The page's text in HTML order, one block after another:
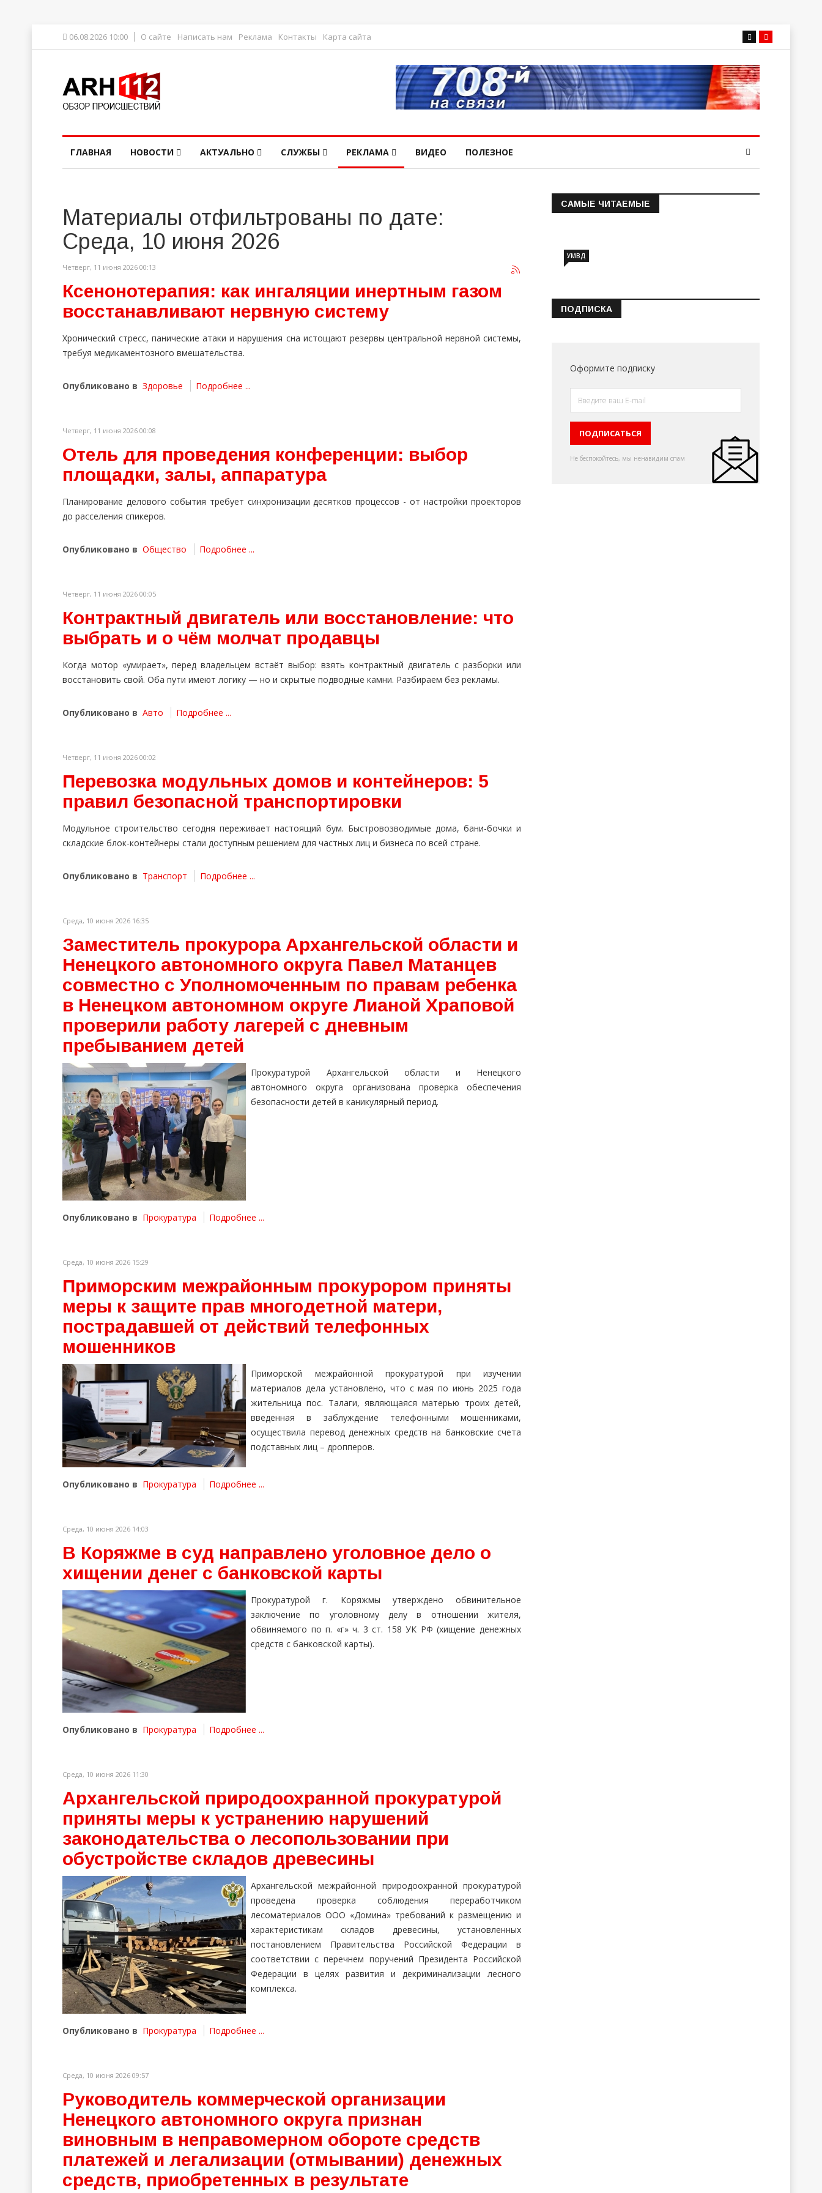
06.08.2026 10:00 О сайте Написать нам Реклама Контакты Карта сайта
ГЛАВНАЯ НОВОСТИ АКТУАЛЬНО СЛУЖБЫ РЕКЛАМА ВИДЕО ПОЛЕЗНОЕ
Материалы отфильтрованы по дате:
Среда, 10 июня 2026
Четверг, 11 июня 2026 00:13
Ксенонотерапия: как ингаляции инертным газом
восстанавливают нервную систему
Хронический стресс, панические атаки и нарушения сна истощают резервы центральной нервной системы,
требуя медикаментозного вмешательства.
Опубликовано в Здоровье Подробнее ...
Четверг, 11 июня 2026 00:08
Отель для проведения конференции: выбор
площадки, залы, аппаратура
Планирование делового события требует синхронизации десятков процессов - от настройки проекторов
до расселения спикеров.
Опубликовано в Общество Подробнее ...
Четверг, 11 июня 2026 00:05
Контрактный двигатель или восстановление: что
выбрать и о чём молчат продавцы
Когда мотор «умирает», перед владельцем встаёт выбор: взять контрактный двигатель с разборки или
восстановить свой. Оба пути имеют логику — но и скрытые подводные камни. Разбираем без рекламы.
Опубликовано в Авто Подробнее ...
Четверг, 11 июня 2026 00:02
Перевозка модульных домов и контейнеров: 5
правил безопасной транспортировки
Модульное строительство сегодня переживает настоящий бум. Быстровозводимые дома, бани-бочки и
складские блок-контейнеры стали доступным решением для частных лиц и бизнеса по всей стране.
Опубликовано в Транспорт Подробнее ...
Среда, 10 июня 2026 16:35
Заместитель прокурора Архангельской области и
Ненецкого автономного округа Павел Матанцев
совместно с Уполномоченным по правам ребенка
в Ненецком автономном округе Лианой Храповой
проверили работу лагерей с дневным
пребыванием детей
Прокуратурой Архангельской области и Ненецкого
автономного округа организована проверка обеспечения
безопасности детей в каникулярный период.
Опубликовано в Прокуратура Подробнее ...
Среда, 10 июня 2026 15:29
Приморским межрайонным прокурором приняты
меры к защите прав многодетной матери,
пострадавшей от действий телефонных
мошенников
Приморской межрайонной прокуратурой при изучении
материалов дела установлено, что с мая по июнь 2025 года
жительница пос. Талаги, являющаяся матерью троих детей,
введенная в заблуждение телефонными мошенниками,
осуществила перевод денежных средств на банковские счета
подставных лиц – дропперов.
Опубликовано в Прокуратура Подробнее ...
Среда, 10 июня 2026 14:03
В Коряжме в суд направлено уголовное дело о
хищении денег с банковской карты
Прокуратурой г. Коряжмы утверждено обвинительное
заключение по уголовному делу в отношении жителя,
обвиняемого по п. «г» ч. 3 ст. 158 УК РФ (хищение денежных
средств с банковской карты).
Опубликовано в Прокуратура Подробнее ...
Среда, 10 июня 2026 11:30
Архангельской природоохранной прокуратурой
приняты меры к устранению нарушений
законодательства о лесопользовании при
обустройстве складов древесины
Архангельской межрайонной природоохранной прокуратурой
проведена проверка соблюдения переработчиком
лесоматериалов ООО «Домина» требований к размещению и
характеристикам складов древесины, установленных
постановлением Правительства Российской Федерации в
соответствии с перечнем поручений Президента Российской
Федерации в целях развития и декриминализации лесного
комплекса.
Опубликовано в Прокуратура Подробнее ...
Среда, 10 июня 2026 09:57
Руководитель коммерческой организации
Ненецкого автономного округа признан
виновным в неправомерном обороте средств
платежей и легализации (отмывании) денежных
средств, приобретенных в результате
САМЫЕ ЧИТАЕМЫЕ
Информация о состоянии
УМВД
ПОДПИСКА
Оформите подписку
Не беспокойтесь, мы ненавидим спам